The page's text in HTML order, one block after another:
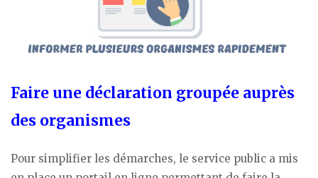
Faire une déclaration groupée auprès
des organismes
Pour simplifier les démarches, le service public a mis